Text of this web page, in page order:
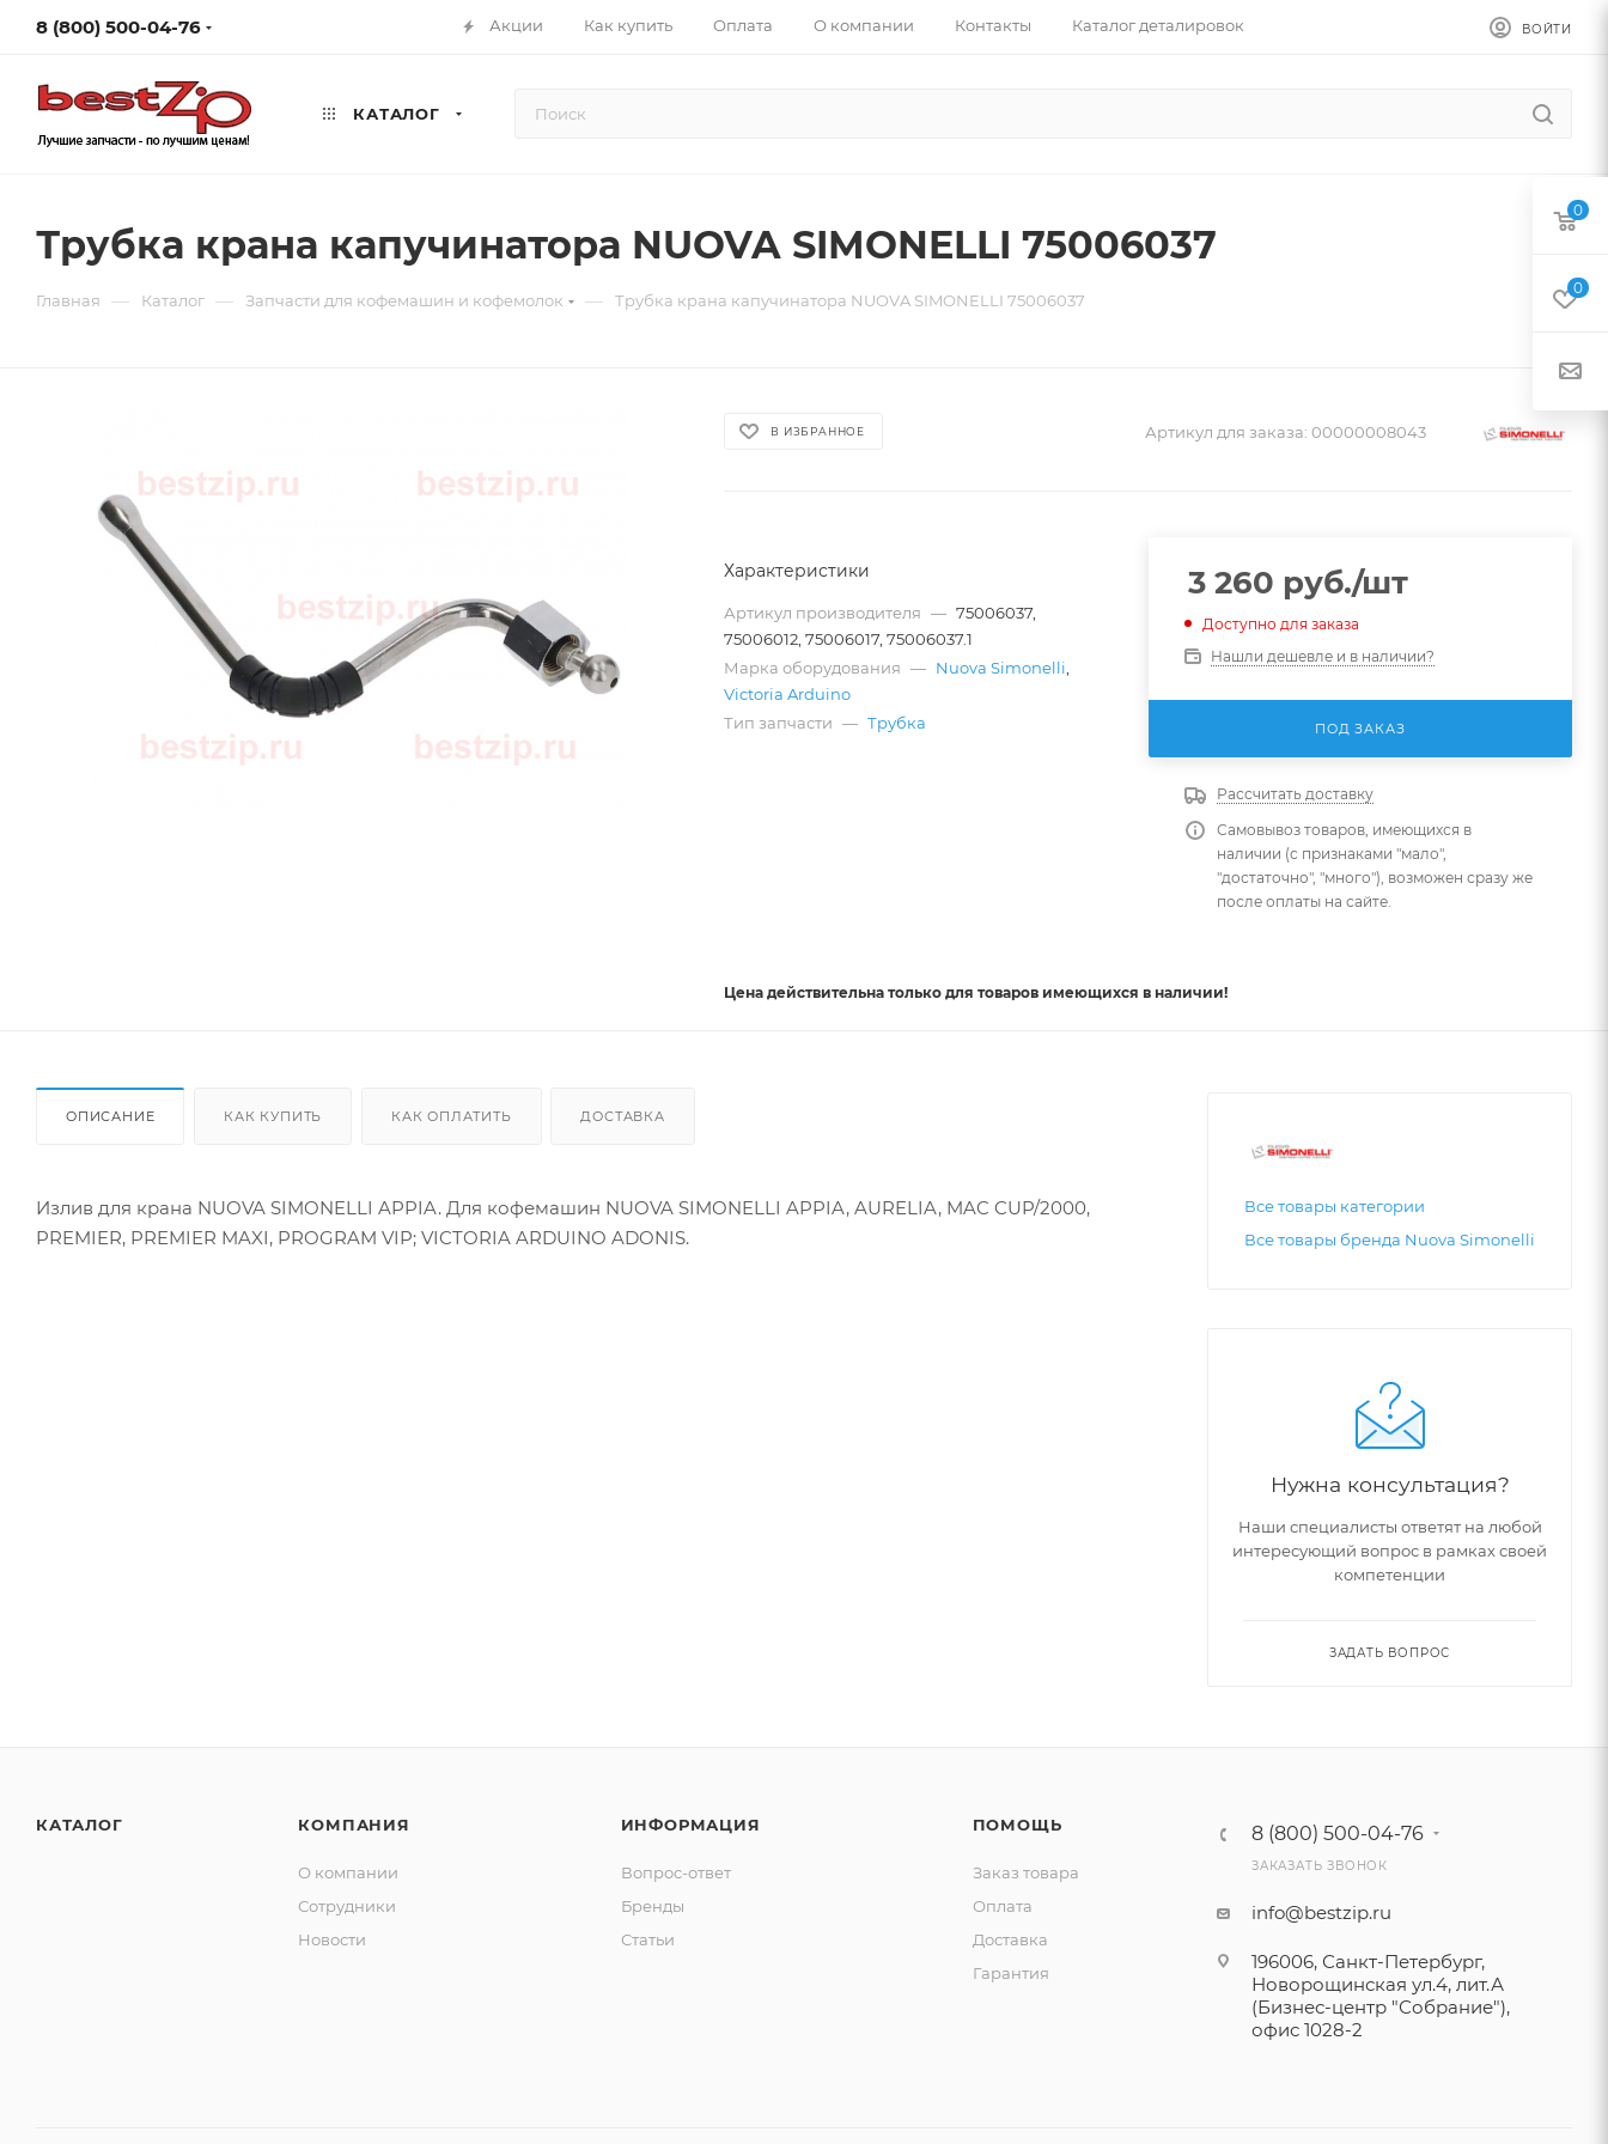
8 (800) 500-04-76 Акции Как купить Оплата О компании Контакты Каталог деталировок ВОЙТИ
КАТАЛОГ
Трубка крана капучинатора NUOVA SIMONELLI 75006037
Главная — Каталог — Запчасти для кофемашин и кофемолок — Трубка крана капучинатора NUOVA SIMONELLI 75006037
В ИЗБРАННОЕ Артикул для заказа: 00000008043
Характеристики
Артикул производителя — 75006037,
75006012, 75006017, 75006037.1
Марка оборудования — Nuova Simonelli
Victoria Arduino
Тип запчасти — Трубка
3 260 руб./шт
Доступно для заказа
Нашли дешевле и в наличии?
ПОД ЗАКАЗ
Рассчитать доставку
Самовывоз товаров, имеющихся в
наличии (с признаками "мало",
"достаточно", "много"), возможен сразу же
после оплаты на сайте.
Цена действительна только для товаров имеющихся в наличии!
ОПИСАНИЕ КАК КУПИТЬ КАК ОПЛАТИТЬ ДОСТАВКА
Излив для крана NUOVA SIMONELLI APPIA. Для кофемашин NUOVA SIMONELLI APPIA, AURELIA, MAC CUP/2000,
PREMIER, PREMIER MAXI, PROGRAM VIP; VICTORIA ARDUINO ADONIS.
Все товары категории
Все товары бренда Nuova Simonelli
Нужна консультация?
Наши специалисты ответят на любой
интересующий вопрос в рамках своей
компетенции
ЗАДАТЬ ВОПРОС
КАТАЛОГ КОМПАНИЯ
О компании
Сотрудники
Новости
ИНФОРМАЦИЯ
Вопрос-ответ
Бренды
Статьи
ПОМОЩЬ
Заказ товара
Оплата
Доставка
Гарантия
8 (800) 500-04-76
ЗАКАЗАТЬ ЗВОНОК
info@bestzip.ru
196006, Санкт-Петербург,
Новорощинская ул.4, лит.А
(Бизнес-центр "Собрание"),
офис 1028-2
0
0